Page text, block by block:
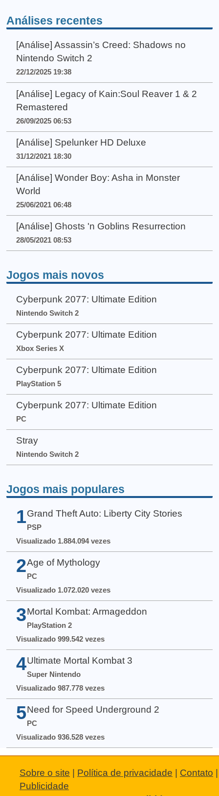
Análises recentes
[Análise] Assassin’s Creed: Shadows no
Nintendo Switch 2
22/12/2025 19:38
[Análise] Legacy of Kain:Soul Reaver 1 & 2
Remastered
26/09/2025 06:53
[Análise] Spelunker HD Deluxe
31/12/2021 18:30
[Análise] Wonder Boy: Asha in Monster
World
25/06/2021 06:48
[Análise] Ghosts 'n Goblins Resurrection
28/05/2021 08:53
Jogos mais novos
Cyberpunk 2077: Ultimate Edition
Nintendo Switch 2
Cyberpunk 2077: Ultimate Edition
Xbox Series X
Cyberpunk 2077: Ultimate Edition
PlayStation 5
Cyberpunk 2077: Ultimate Edition
PC
Stray
Nintendo Switch 2
Jogos mais populares
1 Grand Theft Auto: Liberty City Stories
PSP
Visualizado 1.884.094 vezes
2 Age of Mythology
PC
Visualizado 1.072.020 vezes
3 Mortal Kombat: Armageddon
PlayStation 2
Visualizado 999.542 vezes
4 Ultimate Mortal Kombat 3
Super Nintendo
Visualizado 987.778 vezes
5 Need for Speed Underground 2
PC
Visualizado 936.528 vezes
Sobre o site | Política de privacidade | Contato |
Publicidade